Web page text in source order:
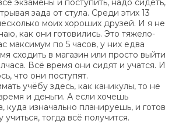
экзамены и поступить, надо сидеть,
зада от стула. Среди этих 13
моих хороших друзей. И я не
как они готовились. Это тяжело-
максимум по 5 часов, у них едва
сходить в магазин или просто выйти
Всё время они сидят и учатся. И
что они поступят.
учёбу здесь, как каникулы, то не
и деньги. А если хочешь
куда изначально планируешь, и готов
тогда всё получится.